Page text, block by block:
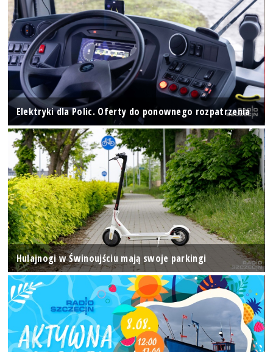
Elektryki dla Polic. Oferty do ponownego rozpatrzenia
Hulajnogi w Świnoujściu mają swoje parkingi